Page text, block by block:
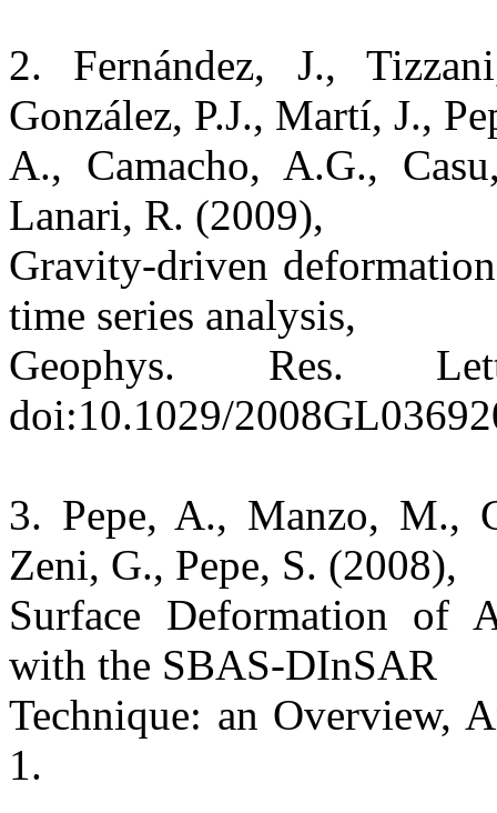
2. Fernández, J.,
González, P.J., Martí, J.,
A., Camacho, A.G.,
Lanari, R. (2009),
Gravity-driven
time series analysis,
Geophys. Res.
doi:10.1029/
3. Pepe, A., Manzo, M.,
Zeni, G., Pepe, S. (2008),
Surface Deformation of
with the SBAS-DInSAR
Technique: an Overview,
1.